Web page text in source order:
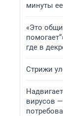
минуты
«Это
где в
Стрижи
вирусов